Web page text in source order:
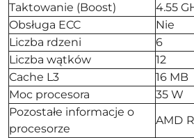
Taktowanie (Boost)
4.55
Obsługa ECC
Nie
Liczba rdzeni
6
Liczba wątków
12
Cache L3
16 MB
Moc procesora
35 W
Pozostałe informacje o
procesorze
AMD